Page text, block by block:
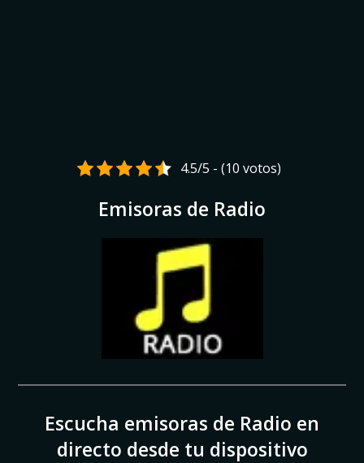
4.5/5 - (10 votos)
Emisoras de Radio
Escucha emisoras de Radio en
directo desde tu dispositivo